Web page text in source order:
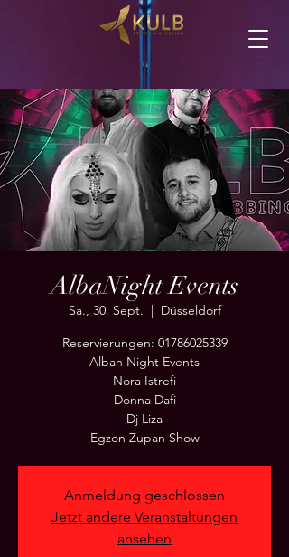
AlbaNight Events
Sa., 30. Sept.
  |
Düsseldorf
Reservierungen: 01786025339
Alban Night Events
Nora Istrefi
Donna Dafi
Dj Liza
Egzon Zupan Show
Anmeldung geschlossen
Jetzt andere Veranstaltungen
ansehen